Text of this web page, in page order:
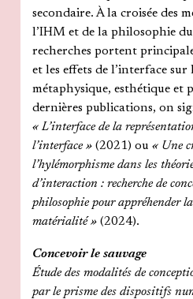
secondaire. À la croisée des
l’IHM et de la philosophie
recherches portent
et les effets de l’interface sur
métaphysique, esthétique et
dernières publications, on
« L’interface de la
l’interface » (2021) ou « Une
l’hylémorphisme dans les
d’interaction : recherche de
philosophie pour appréhender
matérialité » (2024).
Margaux CRINON
Concevoir le sauvage
Étude des modalités de
par le prisme des dispositifs